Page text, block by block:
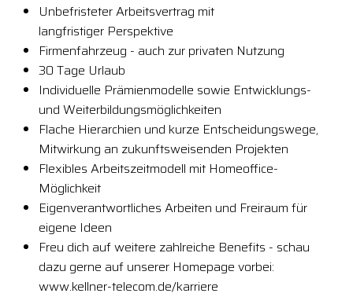
Unbefristeter Arbeitsvertrag mit
langfristiger Perspektive
Firmenfahrzeug - auch zur privaten Nutzung
30 Tage Urlaub
Individuelle Prämienmodelle sowie Entwicklungs-
und Weiterbildungsmöglichkeiten
Flache Hierarchien und kurze Entscheidungswege,
Mitwirkung an zukunftsweisenden Projekten
Flexibles Arbeitszeitmodell mit Homeoffice-
Möglichkeit
Eigenverantwortliches Arbeiten und Freiraum für
eigene Ideen
Freu dich auf weitere zahlreiche Benefits - schau
dazu gerne auf unserer Homepage vorbei:
www.kellner-telecom.de/karriere